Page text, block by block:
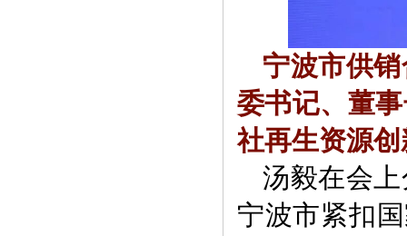
宁波市供
委书记、董
社再生资源
汤毅在会
宁波市紧扣